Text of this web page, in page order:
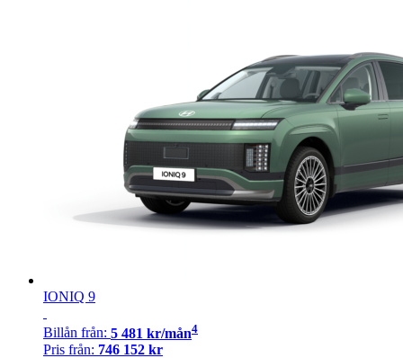
IONIQ 9
Billån från: 5 481 kr/mån4
Pris från: 746 152 kr